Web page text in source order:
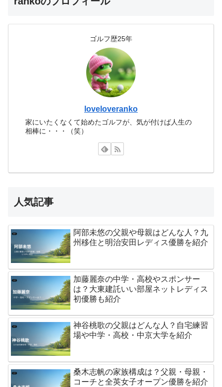
ゴルフ歴25年
loveloveranko
家にいたくなくて始めたゴルフが、気が付けば人生の
相棒に・・・（笑）
人気記事
阿部未悠の父親や母親はどんな人？九
州移住と明治安田レディス優勝を紹介
加藤麗奈の中学・高校やスポンサー
は？大東建託いい部屋ネットレディス
初優勝も紹介
神谷桃歌の父親はどんな人？自宅練習
場や中学・高校・中京大学を紹介
桑木志帆の家族構成は？父親・母親・
コーチと全英女子オープン優勝を紹介